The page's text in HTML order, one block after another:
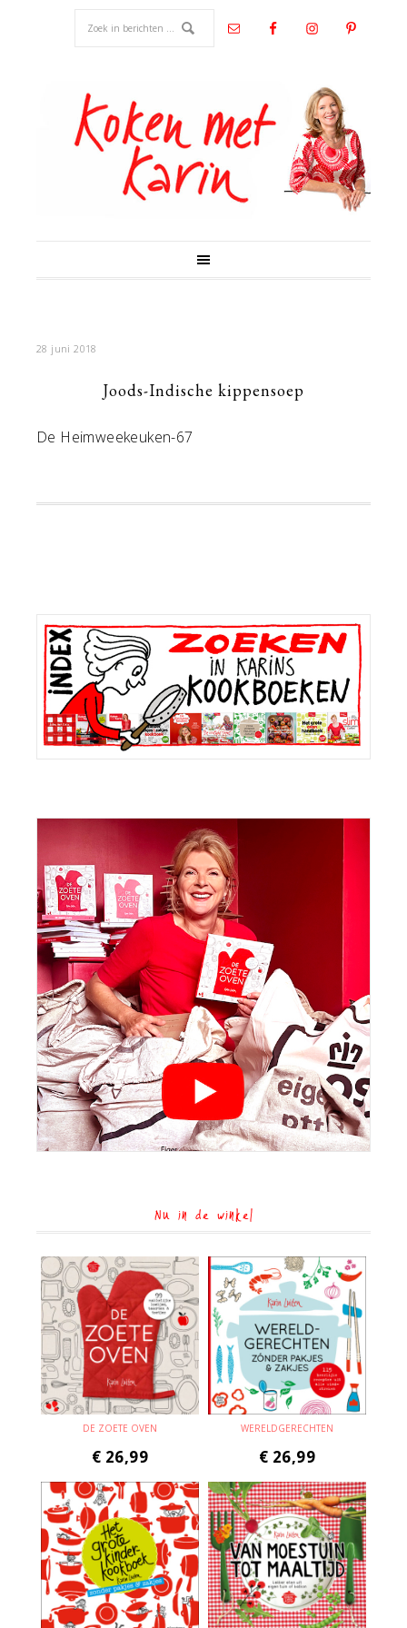
28 juni 2018
Joods-Indische kippensoep
De Heimweekeuken-67
Primaire
Sidebar
Nu in de winkel
DE ZOETE OVEN
€ 26,99
WERELDGERECHTEN
€ 26,99